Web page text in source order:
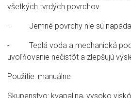
všetkých tvrdých povrchov
- Jemné povrchy nie sú
- Teplá voda a mechanická
uvoľňovanie nečistôt a zlepšujú
Použitie: manuálne
Skupenstvo: kvapalina, vysoko